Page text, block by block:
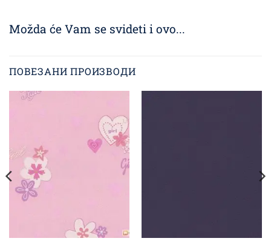
Možda će Vam se svideti i ovo...
ПОВЕЗАНИ ПРОИЗВОДИ